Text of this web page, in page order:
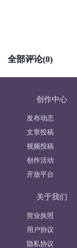
全部评论(0)
创作中心
发布动态
文章投稿
视频投稿
创作活动
开放平台
关于我们
营业执照
用户协议
隐私协议